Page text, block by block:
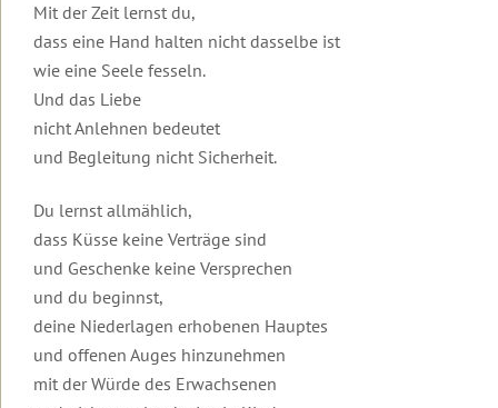
Mehrtagesseminare
Wirtschafts-
Seminare
&
auf
Lesbos
Weitere
Themenwelten
Die
Transformationswoche
Basis
Kurs
Teilnehmerstimmen
10-
Wochen-
Kurs
Betz
Basis-
Mediathek
Das
Leben
so
schön
Willkommen
auf
Lesbos
Urlaubsseminare
auf
Lesbos
Insel
Lesbos
Informationen
zu
Urlaubsseminaren
Organisatorisches
Transformationsprozess
&
Ausbildung
Überblick
Die
Transformations-
Einleitung
Video
zur
Transformations-
Therapie
Transformationstherapie
Entwicklung
Die
Transformationswoche®
Einleitung
Videos
zur
Transformationswoche®
Dein
Transformationsprozess®
Einleitung
Organisatorische
Ausbildung
Transformations-
Therapeuten
&
Coaches
Therapeuten
&
Coaches
Coaches
für
die
Wirtschaft
&
Kontakt
Kontakt
Häufig
gestellte
Fragen
Infomaterial
Mediathek
Überblick
Videos
Robert
Mit der Zeit lernst du,
dass eine Hand halten nicht dasselbe ist
wie eine Seele fesseln.
Und das Liebe
nicht Anlehnen bedeutet
und Begleitung nicht Sicherheit.
Du lernst allmählich,
dass Küsse keine Verträge sind
und Geschenke keine Versprechen
und du beginnst,
deine Niederlagen erhobenen Hauptes
und offenen Auges hinzunehmen
mit der Würde des Erwachsenen